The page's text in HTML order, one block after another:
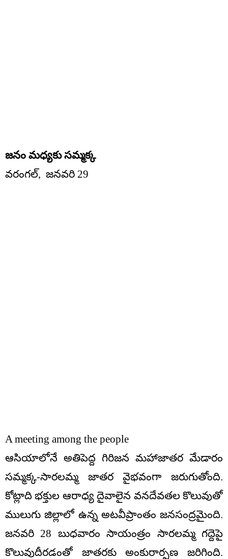
జనం మధ్యకు సమ్మక్క
వరంగల్, జనవరి 29
A meeting among the people
ఆసియాలోనే అతిపెద్ద గిరిజన మహాజాతర మేడారం
సమ్మక్క-సారలమ్మ జాతర వైభవంగా జరుగుతోంది.
కోట్లాది భక్తుల ఆరాధ్య దైవాలైన వనదేవతల కొలువుతో
ములుగు జిల్లాలో ఉన్న అటవీప్రాంతం జనసంద్రమైంది.
జనవరి 28 బుధవారం సాయంత్రం సారలమ్మ గద్దెపై
కొలువుదీరడంతో జాతరకు అంకురార్పణ జరిగింది.